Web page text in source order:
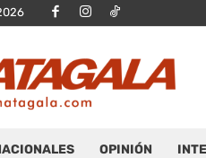
OPINIÓN